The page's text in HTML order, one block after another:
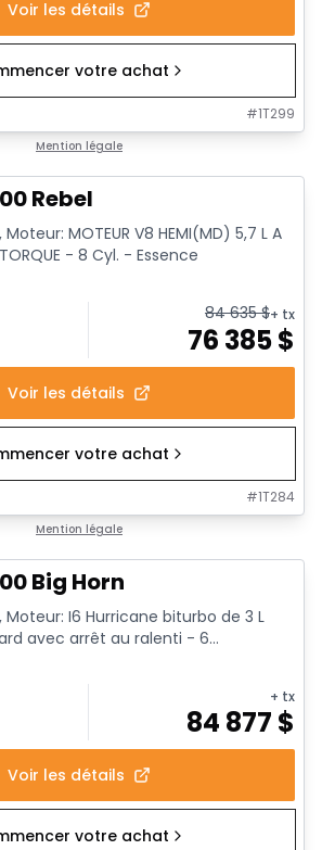
Voir les détails
votre achat
#1T299
Mention légale
Rebel
MOTEUR V8 HEMI(MD) 5,7 L A
- 8 Cyl. - Essence
84 635$+ tx
76 385$
Voir les détails
votre achat
#1T284
Mention légale
Big Horn
I6 Hurricane biturbo de 3 L
avec arrêt au ralenti - 6...
+ tx
84 877 $
Voir les détails
votre achat